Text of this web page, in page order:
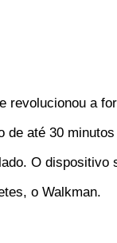
revolucionou a
até 30
O dispositivo
o Walkman.